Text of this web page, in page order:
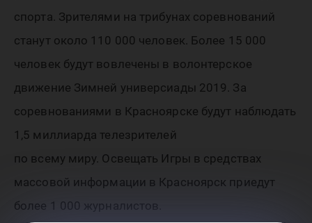
спорта. Зрителями на трибунах соревнований
станут около 110 000 человек. Более 15 000
человек будут вовлечены в волонтерское
движение Зимней универсиады 2019. За
соревнованиями в Красноярске будут наблюдать
1,5 миллиарда телезрителей
по всему миру. Освещать Игры в средствах
массовой информации в Красноярск приедут
более 1 000 журналистов.